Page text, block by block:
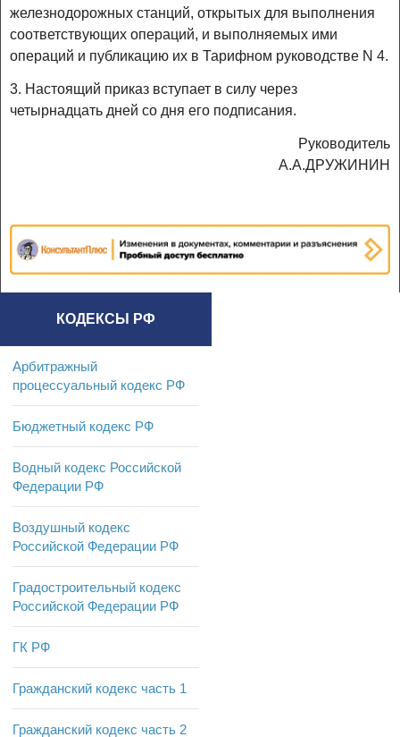
железнодорожных станций, открытых для выполнения
соответствующих операций, и выполняемых ими
операций и публикацию их в Тарифном руководстве N 4.
3. Настоящий приказ вступает в силу через
четырнадцать дней со дня его подписания.
Руководитель
А.А.ДРУЖИНИН
КОДЕКСЫ РФ
Арбитражный
процессуальный кодекс РФ
Бюджетный кодекс РФ
Водный кодекс Российской
Федерации РФ
Воздушный кодекс
Российской Федерации РФ
Градостроительный кодекс
Российской Федерации РФ
ГК РФ
Гражданский кодекс часть 1
Гражданский кодекс часть 2